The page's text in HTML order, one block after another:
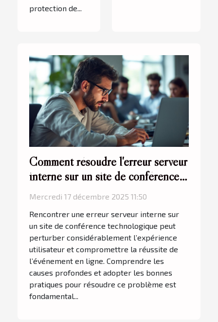
protection de...
Comment résoudre l'erreur serveur
interne sur un site de conférence
technologique ?
Mercredi 17 décembre 2025 11:50
Rencontrer une erreur serveur interne sur
un site de conférence technologique peut
perturber considérablement l’expérience
utilisateur et compromettre la réussite de
l’événement en ligne. Comprendre les
causes profondes et adopter les bonnes
pratiques pour résoudre ce problème est
fondamental...